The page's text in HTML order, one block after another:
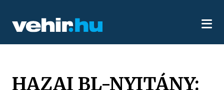
HAZAI BL-NYITÁNY: